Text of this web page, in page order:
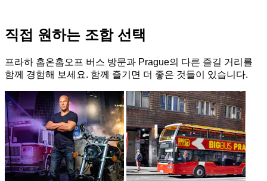
직접 원하는 조합 선택
프라하 홉온홉오프 버스 방문과 Prague의 다른 즐길 거리를
함께 경험해 보세요. 함께 즐기면 더 좋은 것들이 있습니다.